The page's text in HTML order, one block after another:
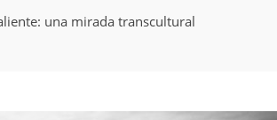
una mirada transcultural